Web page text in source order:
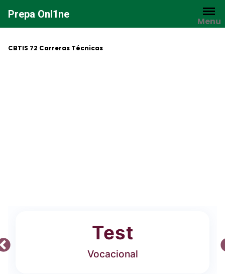
contenido
Prepa Onl1ne
Menu
CBTIS 72 Carreras Técnicas
Test
Vocacional